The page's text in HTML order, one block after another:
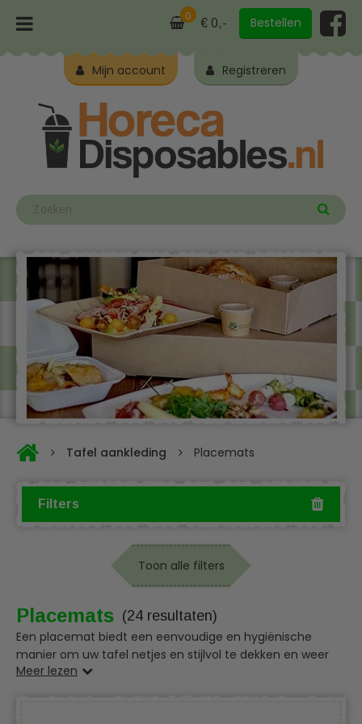
0 € 0,- Bestellen
Mijn account Registreren
Tafel aankleding Placemats
Filters
Toon alle filters
Placemats (24 resultaten)
Een placemat biedt een eenvoudige en hygiënische
manier om uw tafel netjes en stijlvol te dekken en weer
snel op te ruimen. Ze zijn verkrijgbaar in een breed scala
zijn voor diverse gelegenheden. Denk bijvoorbeeld aan
Meer lezen